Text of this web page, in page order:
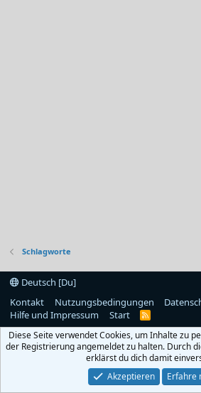
Schlagworte
Deutsch [Du]
Kontakt
Nutzungsbedingungen
Hilfe und Impressum
Start
R
S
Diese Seite verwendet Cookies, um Inhalte zu
der Registrierung angemeldet zu halten. Durch
erklärst du dich damit
Akzeptieren
Erfahre